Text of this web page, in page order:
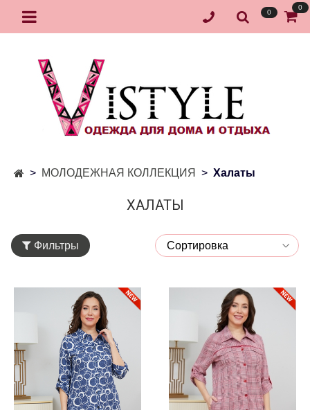
0
0
МОЛОДЕЖНАЯ КОЛЛЕКЦИЯ Халаты
ХАЛАТЫ
Фильтры